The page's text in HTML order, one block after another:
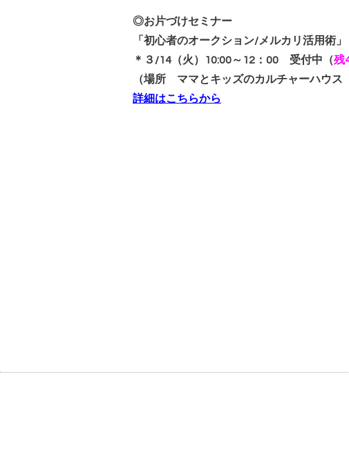
◎お片づけセミナー
「初心者のオークション/メルカリ活用術」
＊３/14（火）10:00～12：00 受付中（残
（場所 ママとキッズのカルチャーハウ
詳細はこちらから